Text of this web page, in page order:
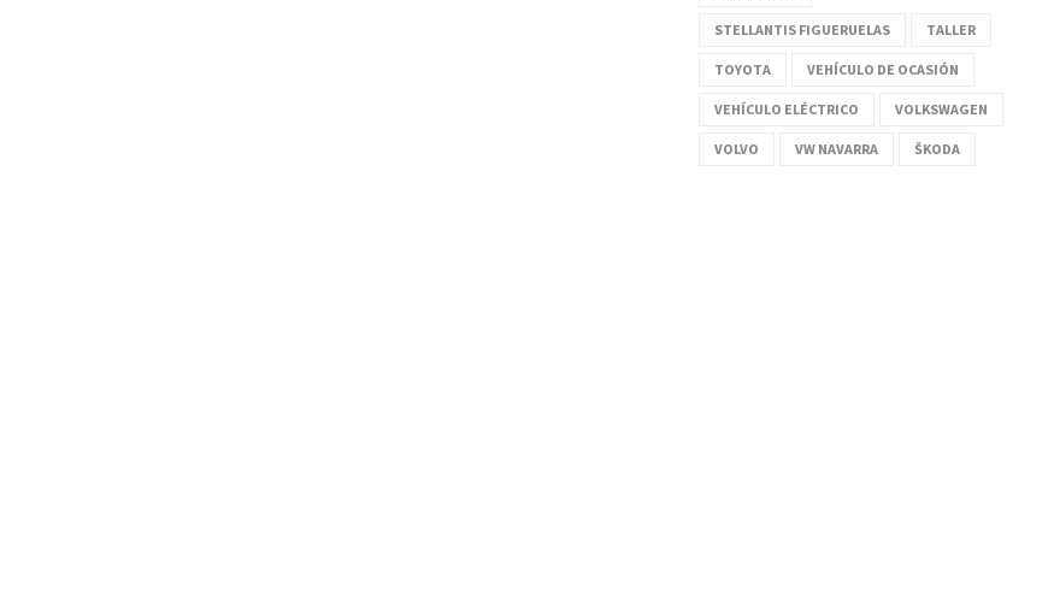
STELLANTIS FIGUERUELAS TALLER
TOYOTA VEHÍCULO DE OCASIÓN
VEHÍCULO ELÉCTRICO VOLKSWAGEN
VOLVO VW NAVARRA ŠKODA